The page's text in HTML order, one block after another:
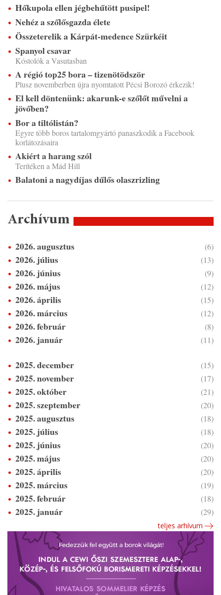
Hőkupola ellen jégbehűtött pusipel!
Nehéz a szőlősgazda élete
Összeterelik a Kárpát-medence Szürkéit
Spanyol csavar
Kóstolók a Vasutasban
A régió top25 bora – tizenötödször
Plusz novemberben újra nyomtatott Pécsi Borozó érkezik!
El kell döntenünk: akarunk-e szőlőt művelni a
jövőben?
Bor a tiltólistán?
Egyre több boros tartalomgyártó panaszkodik a Facebook
korlátozásaira
Akiért a harang szól
Terítéken a Mád Hill
Balatoni a nagydíjas dűlős olaszrizling
Archívum
2026. augusztus (6)
2026. július (13)
2026. június (9)
2026. május (12)
2026. április (15)
2026. március (12)
2026. február (8)
2026. január (11)
2025. december (15)
2025. november (17)
2025. október (21)
2025. szeptember (20)
2025. augusztus (18)
2025. július (18)
2025. június (20)
2025. május (20)
2025. április (20)
2025. március (19)
2025. február (18)
2025. január (29)
teljes arhívum